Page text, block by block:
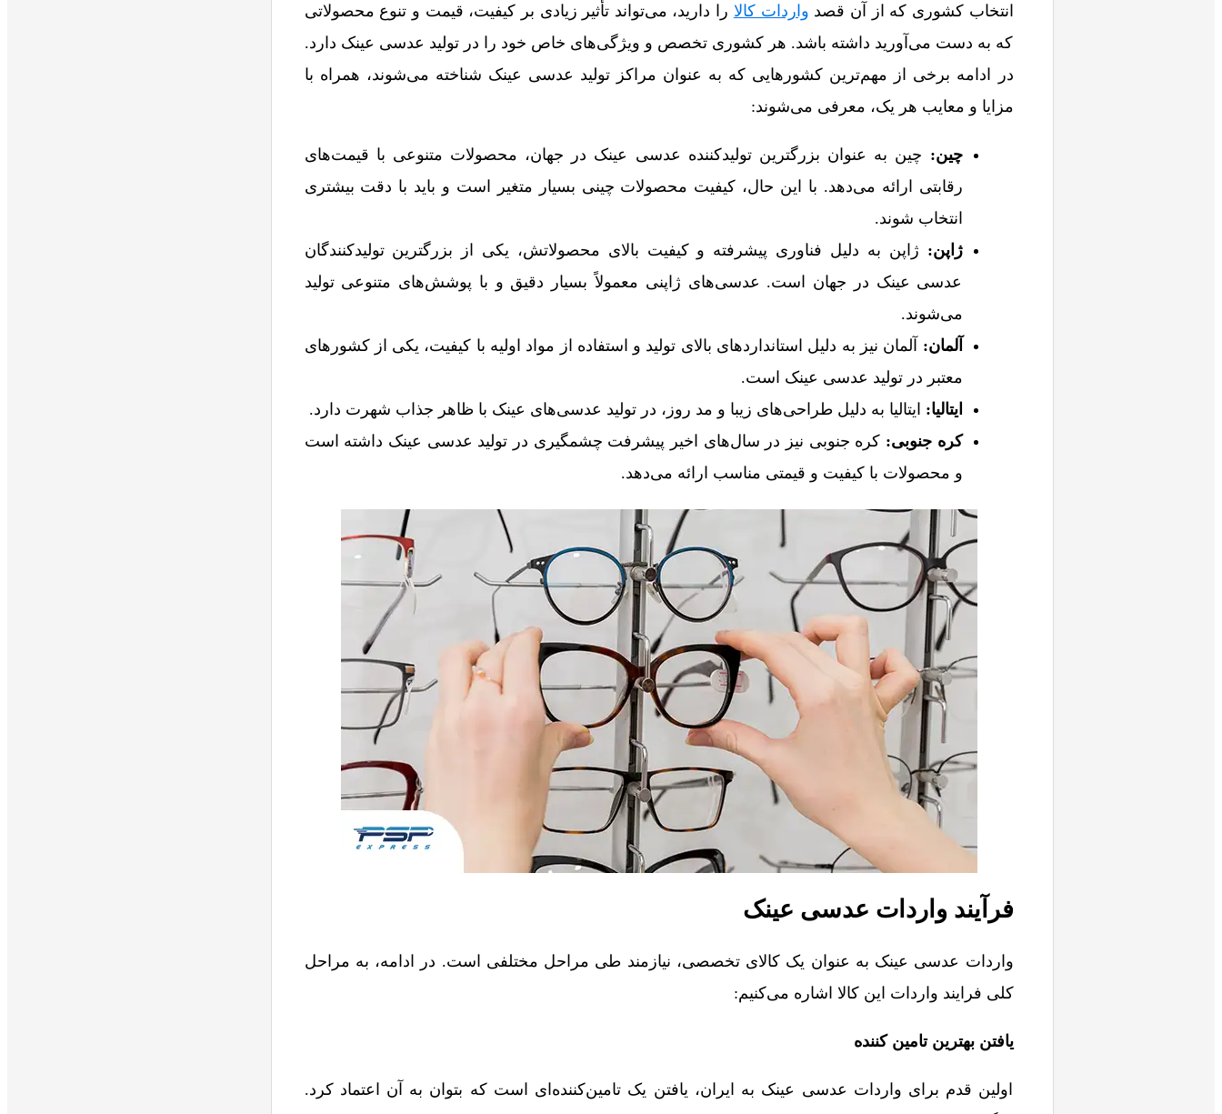
انتخاب کشوری که از آن قصد واردات کالا را دارید، می‌تواند تأثیر زیادی بر کیفیت، قیمت و تنوع محصولاتی
که به دست می‌آورید داشته باشد. هر کشوری تخصص و ویژگی‌های خاص خود را در تولید عدسی عینک دارد.
در ادامه برخی از مهم‌ترین کشورهایی که به عنوان مراکز تولید عدسی عینک شناخته می‌شوند، همراه با
مزایا و معایب هر یک، معرفی می‌شوند:
چین: چین به عنوان بزرگترین تولیدکننده عدسی عینک در جهان، محصولات متنوعی با قیمت‌های
رقابتی ارائه می‌دهد. با این حال، کیفیت محصولات چینی بسیار متغیر است و باید با دقت بیشتری
انتخاب شوند.
ژاپن: ژاپن به دلیل فناوری پیشرفته و کیفیت بالای محصولاتش، یکی از بزرگترین تولیدکنندگان
عدسی عینک در جهان است. عدسی‌های ژاپنی معمولاً بسیار دقیق و با پوشش‌های متنوعی تولید
می‌شوند.
آلمان: آلمان نیز به دلیل استانداردهای بالای تولید و استفاده از مواد اولیه با کیفیت، یکی از کشورهای
معتبر در تولید عدسی عینک است.
ایتالیا: ایتالیا به دلیل طراحی‌های زیبا و مد روز، در تولید عدسی‌های عینک با ظاهر جذاب شهرت دارد.
کره جنوبی: کره جنوبی نیز در سال‌های اخیر پیشرفت چشمگیری در تولید عدسی عینک داشته است
و محصولات با کیفیت و قیمتی مناسب ارائه می‌دهد.
فرآیند واردات عدسی عینک
واردات عدسی عینک به عنوان یک کالای تخصصی، نیازمند طی مراحل مختلفی است. در ادامه، به مراحل
کلی فرایند واردات این کالا اشاره می‌کنیم:
یافتن بهترین تامین کننده
اولین قدم برای واردات عدسی عینک به ایران، یافتن یک تامین‌کننده‌ای است که بتوان به آن اعتماد کرد.